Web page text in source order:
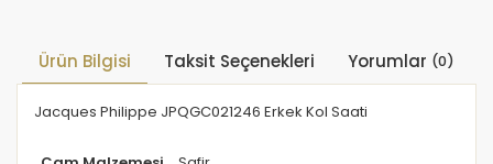
Ürün Bilgisi Taksit Seçenekleri Yorumlar (0)
Jacques Philippe JPQGC021246 Erkek Kol Saati